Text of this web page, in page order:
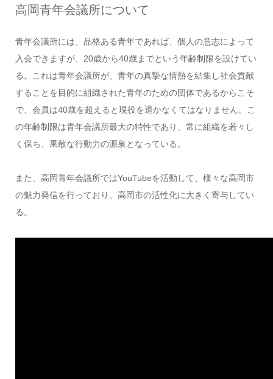
高岡青年会議所について
青年会議所には、品格ある青年であれば、個人の意志によって
入会できますが、20歳から40歳までという年齢制限を設けてい
る。これは青年会議所が、青年の真摯な情熱を結集し社会貢献
することを目的に組織された青年のための団体であるからこそ
で、会員は40歳を超えると現役を退かなくてはなりません。こ
の年齢制限は青年会議所最大の特性であり、常に組織を若々し
く保ち、果敢な行動力の源泉となっている。
また、高岡青年会議所ではYouTubeを活動して、様々な高岡市
の魅力発信を行っており、高岡市の活性化に大きく寄与してい
る。